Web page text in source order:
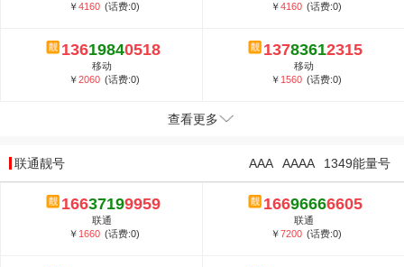
￥4160 (话费:0)
￥4160 (话费:0)
13619840518
移动
￥2060 (话费:0)
13783612315
移动
￥ 1560 (话费:0)
查看更多
联通靓号 1349能量号
AAAA
AAA
16637199959
联通
￥ 1660 (话费:0)
16696666605
联通
￥7200 (话费:0)